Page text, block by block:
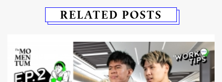
RELATED POSTS